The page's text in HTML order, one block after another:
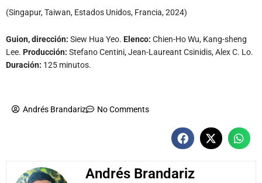
(Singapur, Taiwan, Estados Unidos, Francia, 2024)
Guion, dirección: Siew Hua Yeo. Elenco: Chien-Ho Wu, Kang-sheng
Lee. Producción: Stefano Centini, Jean-Laureant Csinidis, Alex C. Lo.
Duración: 125 minutos.
Andrés Brandariz No Comments
Andrés Brandariz